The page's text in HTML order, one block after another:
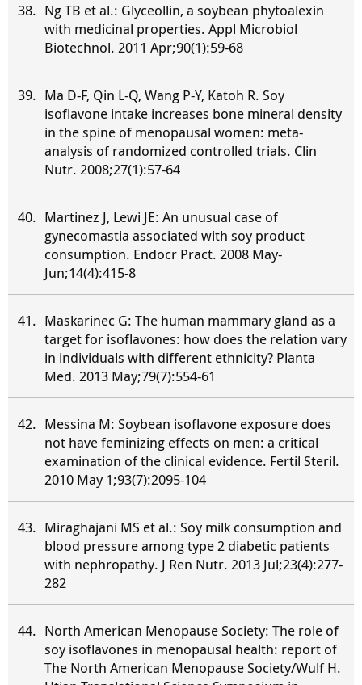
Ng TB et al.: Glyceollin, a soybean phytoalexin
with medicinal properties. Appl Microbiol
Biotechnol. 2011 Apr;90(1):59-68
Ma D-F, Qin L-Q, Wang P-Y, Katoh R. Soy
isoflavone intake increases bone mineral density
in the spine of menopausal women: meta-
analysis of randomized controlled trials. Clin
Nutr. 2008;27(1):57-64
Martinez J, Lewi JE: An unusual case of
gynecomastia associated with soy product
consumption. Endocr Pract. 2008 May-
Jun;14(4):415-8
Maskarinec G: The human mammary gland as a
target for isoflavones: how does the relation vary
in individuals with different ethnicity? Planta
Med. 2013 May;79(7):554-61
Messina M: Soybean isoflavone exposure does
not have feminizing effects on men: a critical
examination of the clinical evidence. Fertil Steril.
2010 May 1;93(7):2095-104
Miraghajani MS et al.: Soy milk consumption and
blood pressure among type 2 diabetic patients
with nephropathy. J Ren Nutr. 2013 Jul;23(4):277-
282
North American Menopause Society: The role of
soy isoflavones in menopausal health: report of
The North American Menopause Society/Wulf H.